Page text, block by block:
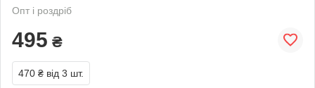
Опт і роздріб
495 ₴
470 ₴ від 3 шт.